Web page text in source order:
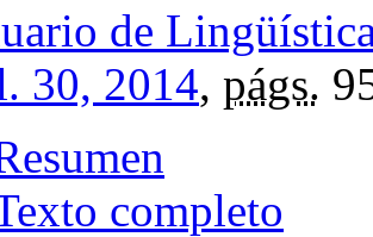
de
30, 2014, págs.
completo